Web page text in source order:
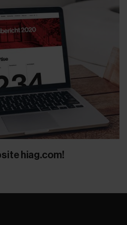
hiag.com!